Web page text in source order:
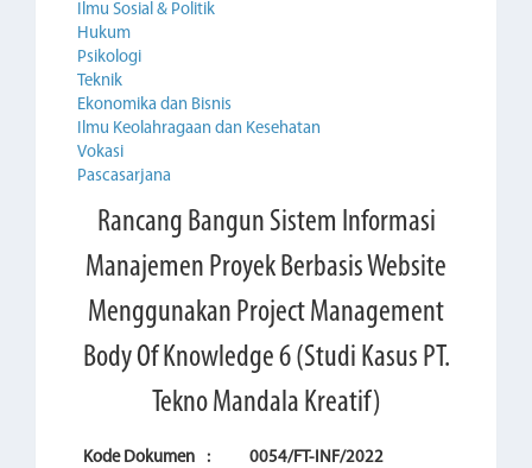
Ilmu Sosial & Politik
Hukum
Psikologi
Teknik
Ekonomika dan Bisnis
Ilmu Keolahragaan dan Kesehatan
Vokasi
Pascasarjana
Rancang Bangun Sistem Informasi
Manajemen Proyek Berbasis Website
Menggunakan Project Management
Body Of Knowledge 6 (Studi Kasus PT.
Tekno Mandala Kreatif)
Kode Dokumen : 0054/FT-INF/2022